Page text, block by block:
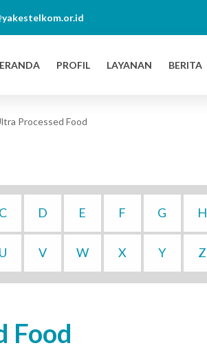
PROFIL LAYANAN BERITA
Processed Food
C D E F G H
U V W X Y Z
Food